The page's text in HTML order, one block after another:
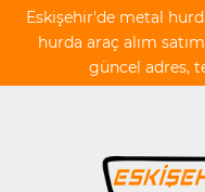
Eskişehir'de metal
hurda araç alım
güncel adres,